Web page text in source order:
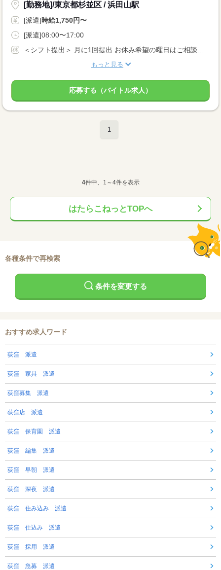
[勤務地]/東京都杉並区 / 浜田山駅
[派遣]時給1,750円〜
[派遣]08:00〜17:00
もっと見る
応募する（バイトル求人）
1
4件中、1～4件を表示
はたらこねっとTOPへ
各種条件で再検索
条件を変更する
おすすめ求人ワード
荻窪 派遣
荻窪 家具 派遣
荻窪募集 派遣
荻窪店 派遣
荻窪 保育園 派遣
荻窪 編集 派遣
荻窪 早朝 派遣
荻窪 深夜 派遣
荻窪 住み込み 派遣
荻窪 仕込み 派遣
荻窪 採用 派遣
荻窪 急募 派遣